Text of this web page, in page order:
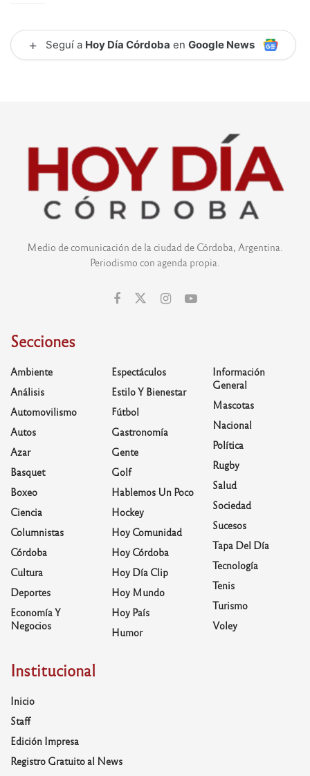
+ Seguí a Hoy Día Córdoba en Google News
Medio de comunicación de la ciudad de Córdoba, Argentina.
Periodismo con agenda propia.
Secciones
Ambiente
Análisis
Automovilismo
Autos
Azar
Basquet
Boxeo
Ciencia
Columnistas
Córdoba
Cultura
Deportes
Economía Y
Negocios
Espectáculos
Estilo Y Bienestar
Fútbol
Gastronomía
Gente
Golf
Hablemos Un Poco
Hockey
Hoy Comunidad
Hoy Córdoba
Hoy Día Clip
Hoy Mundo
Hoy País
Humor
Información
General
Mascotas
Nacional
Política
Rugby
Salud
Sociedad
Sucesos
Tapa Del Día
Tecnología
Tenis
Turismo
Voley
Institucional
Inicio
Staff
Edición Impresa
Registro Gratuito al News